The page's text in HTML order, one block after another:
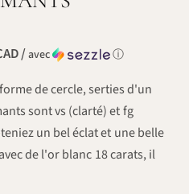
/avec ⓘ
de cercle, serties d'un
sont vs (clarté) et fg
un bel éclat et une belle
de l'or blanc 18 carats, il